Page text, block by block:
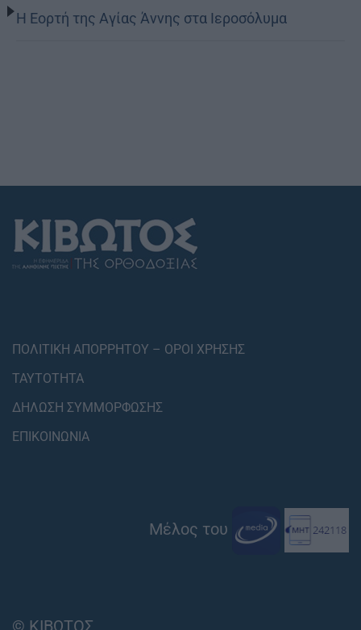
Η Εορτή της Αγίας Άννης στα Ιεροσόλυμα
ΠΟΛΙΤΙΚΗ ΑΠΟΡΡΗΤΟΥ – ΟΡΟΙ ΧΡΗΣΗΣ
ΤΑΥΤΟΤΗΤΑ
ΔΗΛΩΣΗ ΣΥΜΜΟΡΦΩΣΗΣ
ΕΠΙΚΟΙΝΩΝΙΑ
Μέλος του
© ΚΙΒΩΤΟΣ